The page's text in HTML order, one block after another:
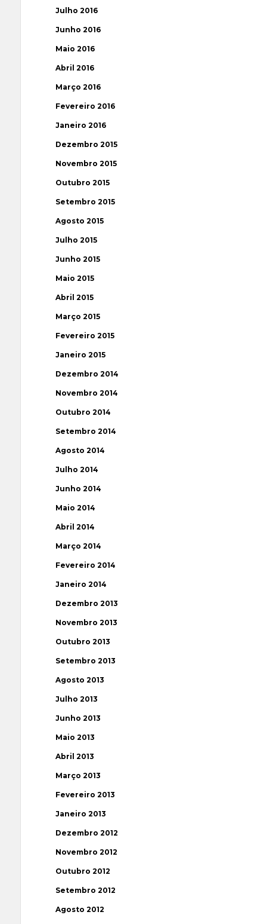
Julho 2016
Junho 2016
Maio 2016
Abril 2016
Março 2016
Fevereiro 2016
Janeiro 2016
Dezembro 2015
Novembro 2015
Outubro 2015
Setembro 2015
Agosto 2015
Julho 2015
Junho 2015
Maio 2015
Abril 2015
Março 2015
Fevereiro 2015
Janeiro 2015
Dezembro 2014
Novembro 2014
Outubro 2014
Setembro 2014
Agosto 2014
Julho 2014
Junho 2014
Maio 2014
Abril 2014
Março 2014
Fevereiro 2014
Janeiro 2014
Dezembro 2013
Novembro 2013
Outubro 2013
Setembro 2013
Agosto 2013
Julho 2013
Junho 2013
Maio 2013
Abril 2013
Março 2013
Fevereiro 2013
Janeiro 2013
Dezembro 2012
Novembro 2012
Outubro 2012
Setembro 2012
Agosto 2012